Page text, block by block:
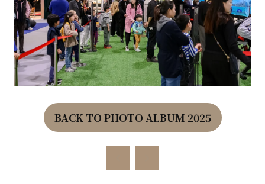
BACK TO PHOTO ALBUM 2025
(OPENS
NEW